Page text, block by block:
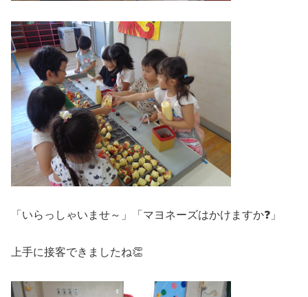
「いらっしゃいませ～」「マヨネーズはかけますか❓」
上手に接客できましたね👏